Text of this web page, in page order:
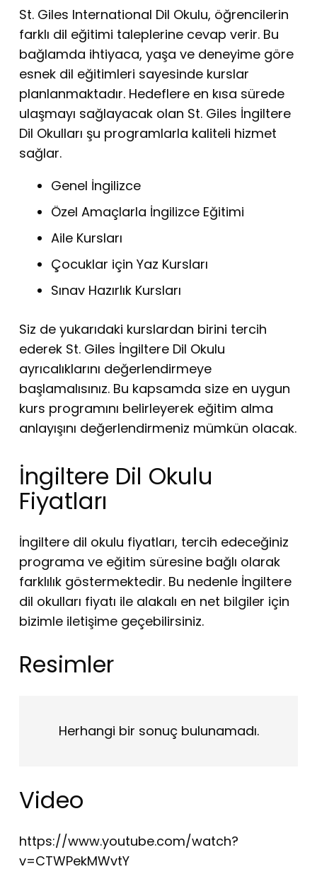
St. Giles International Dil Okulu, öğrencilerin
farklı dil eğitimi taleplerine cevap verir. Bu
bağlamda ihtiyaca, yaşa ve deneyime göre
esnek dil eğitimleri sayesinde kurslar
planlanmaktadır. Hedeflere en kısa sürede
ulaşmayı sağlayacak olan St. Giles İngiltere
Dil Okulları şu programlarla kaliteli hizmet
sağlar.
Genel İngilizce
Özel Amaçlarla İngilizce Eğitimi
Aile Kursları
Çocuklar için Yaz Kursları
Sınav Hazırlık Kursları
Siz de yukarıdaki kurslardan birini tercih
ederek St. Giles İngiltere Dil Okulu
ayrıcalıklarını değerlendirmeye
başlamalısınız. Bu kapsamda size en uygun
kurs programını belirleyerek eğitim alma
anlayışını değerlendirmeniz mümkün olacak.
İngiltere Dil Okulu
Fiyatları
İngiltere dil okulu fiyatları, tercih edeceğiniz
programa ve eğitim süresine bağlı olarak
farklılık göstermektedir. Bu nedenle İngiltere
dil okulları fiyatı ile alakalı en net bilgiler için
bizimle iletişime geçebilirsiniz.
Resimler
Herhangi bir sonuç bulunamadı.
Video
https://www.youtube.com/watch?
v=CTWPekMWvtY